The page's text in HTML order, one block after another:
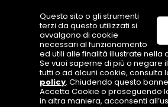
Questo sito o gli strumenti
terzi da questo utilizzati si
avvalgono di cookie
necessari al funzionamento
ed utili alle finalità illustrate nella
Se vuoi saperne di più o negare
tutti o ad alcuni cookie, consulta
policy. Chiudendo questo
Accetta Cookie o proseguendo
in altra maniera, acconsenti